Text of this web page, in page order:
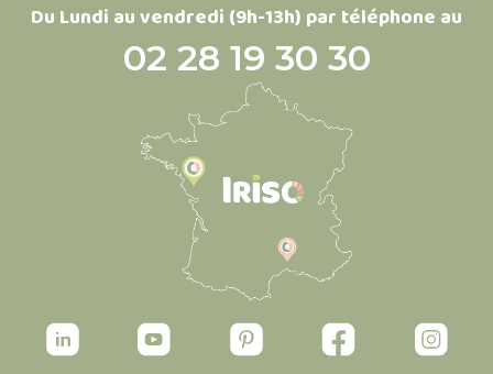
Du Lundi au vendredi (9h-13h) par téléphone au
02 28 19 30 30